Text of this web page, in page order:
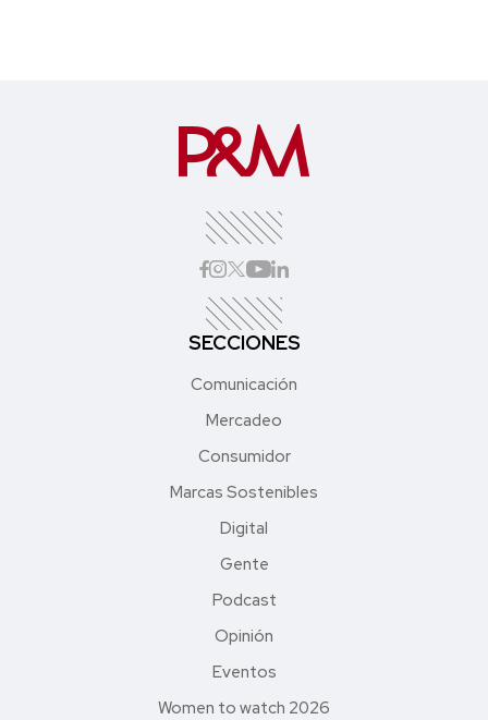
SECCIONES
Comunicación
Mercadeo
Consumidor
Marcas Sostenibles
Digital
Gente
Podcast
Opinión
Eventos
Women to watch 2026